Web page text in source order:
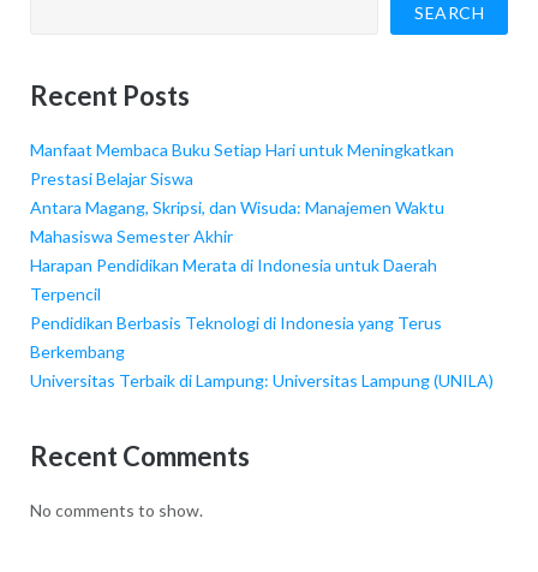
SEARCH
Recent Posts
Manfaat Membaca Buku Setiap Hari untuk Meningkatkan
Prestasi Belajar Siswa
Antara Magang, Skripsi, dan Wisuda: Manajemen Waktu
Mahasiswa Semester Akhir
Harapan Pendidikan Merata di Indonesia untuk Daerah
Terpencil
Pendidikan Berbasis Teknologi di Indonesia yang Terus
Berkembang
Universitas Terbaik di Lampung: Universitas Lampung (UNILA)
Recent Comments
No comments to show.